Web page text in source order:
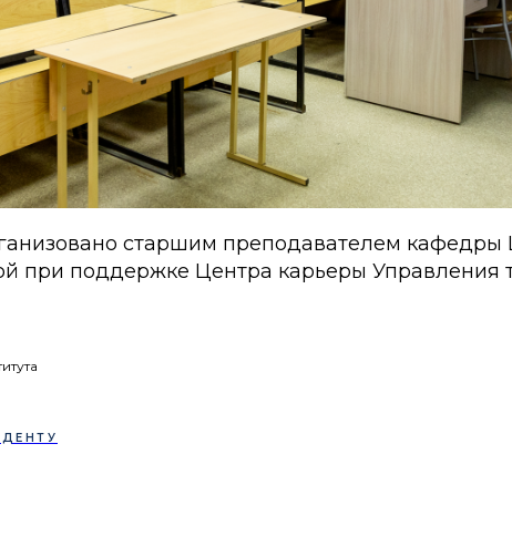
старшим преподавателем кафедры
при поддержке Центра карьеры Управления